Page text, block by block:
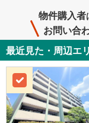
物件購入者
お問い合
最近見た・周辺エ